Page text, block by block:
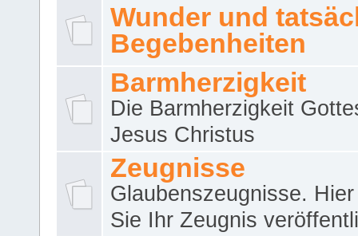
Wunder und
Begebenheiten
Barmherzigkeit
Die Barmherzigkeit
Jesus Christus
Zeugnisse
Glaubenszeugnisse.
Sie Ihr Zeugnis